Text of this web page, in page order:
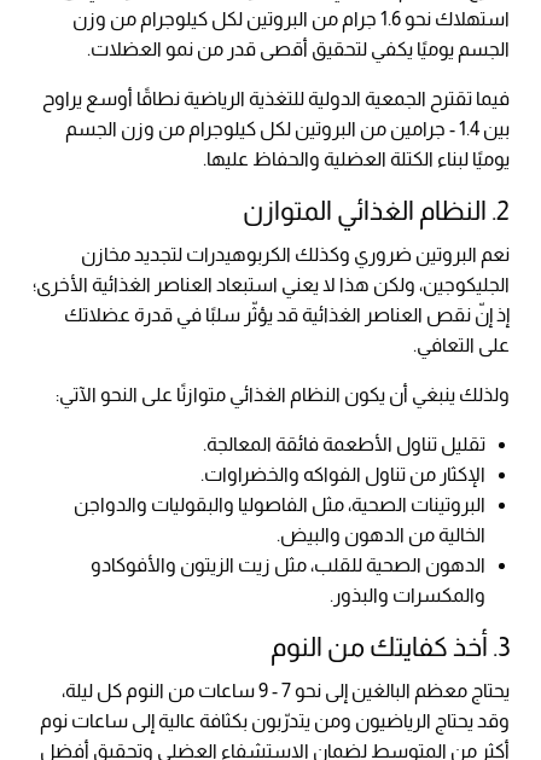
استهلاك نحو 1.6 جرام من البروتين لكل كيلوجرام من وزن
الجسم يوميًا يكفي لتحقيق أقصى قدر من نمو العضلات.
فيما تقترح الجمعية الدولية للتغذية الرياضية نطاقًا أوسع يراوح
بين 1.4 - جرامين من البروتين لكل كيلوجرام من وزن الجسم
يوميًا لبناء الكتلة العضلية والحفاظ عليها.
2. النظام الغذائي المتوازن
نعم البروتين ضروري وكذلك الكربوهيدرات لتجديد مخازن
الجليكوجين، ولكن هذا لا يعني استبعاد العناصر الغذائية الأخرى؛
إذ إنّ نقص العناصر الغذائية قد يؤثّر سلبًا في قدرة عضلاتك
على التعافي.
ولذلك ينبغي أن يكون النظام الغذائي متوازنًا على النحو الآتي:
تقليل تناول الأطعمة فائقة المعالجة.
الإكثار من تناول الفواكه والخضراوات.
البروتينات الصحية، مثل الفاصوليا والبقوليات والدواجن
الخالية من الدهون والبيض.
الدهون الصحية للقلب، مثل زيت الزيتون والأفوكادو
والمكسرات والبذور.
3. أخذ كفايتك من النوم
يحتاج معظم البالغين إلى نحو 7 - 9 ساعات من النوم كل ليلة،
وقد يحتاج الرياضيون ومن يتدرّبون بكثافة عالية إلى ساعات نوم
أكثر من المتوسط لضمان الاستشفاء العضلي وتحقيق أفضل